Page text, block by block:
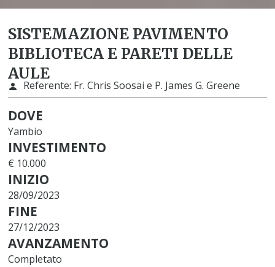
SISTEMAZIONE PAVIMENTO
BIBLIOTECA E PARETI DELLE
AULE
Referente: Fr. Chris Soosai e P. James G. Greene
DOVE
Yambio
INVESTIMENTO
€ 10.000
INIZIO
28/09/2023
FINE
27/12/2023
AVANZAMENTO
Completato